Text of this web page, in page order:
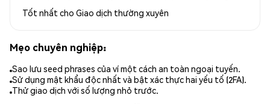
Tốt nhất cho Giao dịch thường xuyên
Mẹo chuyên nghiệp:
Sao lưu seed phrases của ví một cách an toàn ngoại tuyến.
Sử dụng mật khẩu độc nhất và bật xác thực hai yếu tố (2FA).
Thử giao dịch với số lượng nhỏ trước.